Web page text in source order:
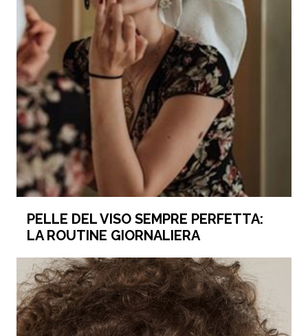
PELLE DEL VISO SEMPRE PERFETTA:
LA ROUTINE GIORNALIERA